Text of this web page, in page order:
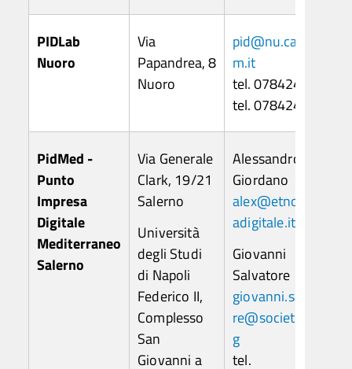
PIDLab
Nuoro
Via
Papandrea, 8
Nuoro
pid@nu.camco
m.it
tel. 0784242516
tel. 0784242516
PidMed -
Punto
Impresa
Digitale
Mediterraneo
Salerno
Via Generale
Clark, 19/21
Salerno
Università
degli Studi
di Napoli
Federico II,
Complesso
San
Giovanni a
Alessandro
Giordano
alex@etnografi
adigitale.it
Giovanni
Salvatore
giovanni.salvato
re@societing.or
g
tel.